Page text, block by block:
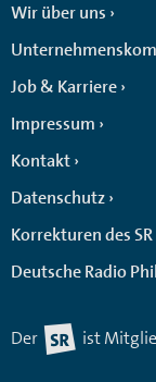
Wir über uns
Job & Karriere
Impressum
Kontakt
Datenschutz
Korrekturen des SR
Deutsche Radio
Der ist